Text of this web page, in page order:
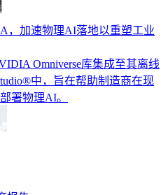
，加速物理AI落地以重塑工业
Omniverse库集成至其离线
中，旨在帮助制造商在现
署物理AI。